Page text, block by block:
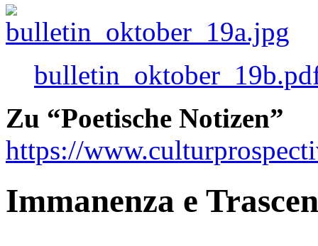
Zu “Poetische Notizen”
https://
Immanenza e